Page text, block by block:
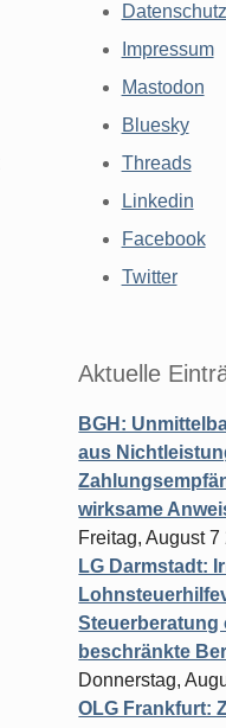
Datenschutz
Impressum
Mastodon
Bluesky
Threads
Linkedin
Facebook
Twitter
Aktuelle
BGH:
aus
wirksame
Freitag, August 7
LG Darmstadt:
Steuerberatung
beschränkte
Donnerstag,
OLG Frankfurt: